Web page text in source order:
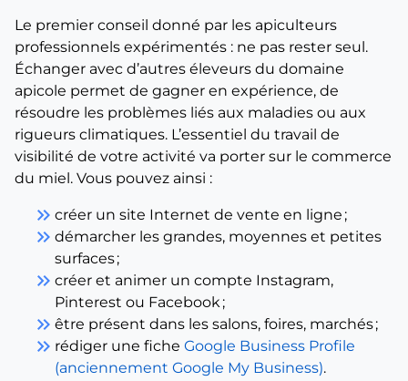
Le premier conseil donné par les apiculteurs
professionnels expérimentés : ne pas rester seul.
Échanger avec d’autres éleveurs du domaine
apicole permet de gagner en expérience, de
résoudre les problèmes liés aux maladies ou aux
rigueurs climatiques. L’essentiel du travail de
visibilité de votre activité va porter sur le commerce
du miel. Vous pouvez ainsi :
keyboard_double_arrow_right créer un site Internet de vente en ligne ;
keyboard_double_arrow_right démarcher les grandes, moyennes et petites
surfaces ;
keyboard_double_arrow_right créer et animer un compte Instagram,
Pinterest ou Facebook ;
keyboard_double_arrow_right être présent dans les salons, foires, marchés ;
keyboard_double_arrow_right rédiger une fiche Google Business Profile
(anciennement Google My Business).